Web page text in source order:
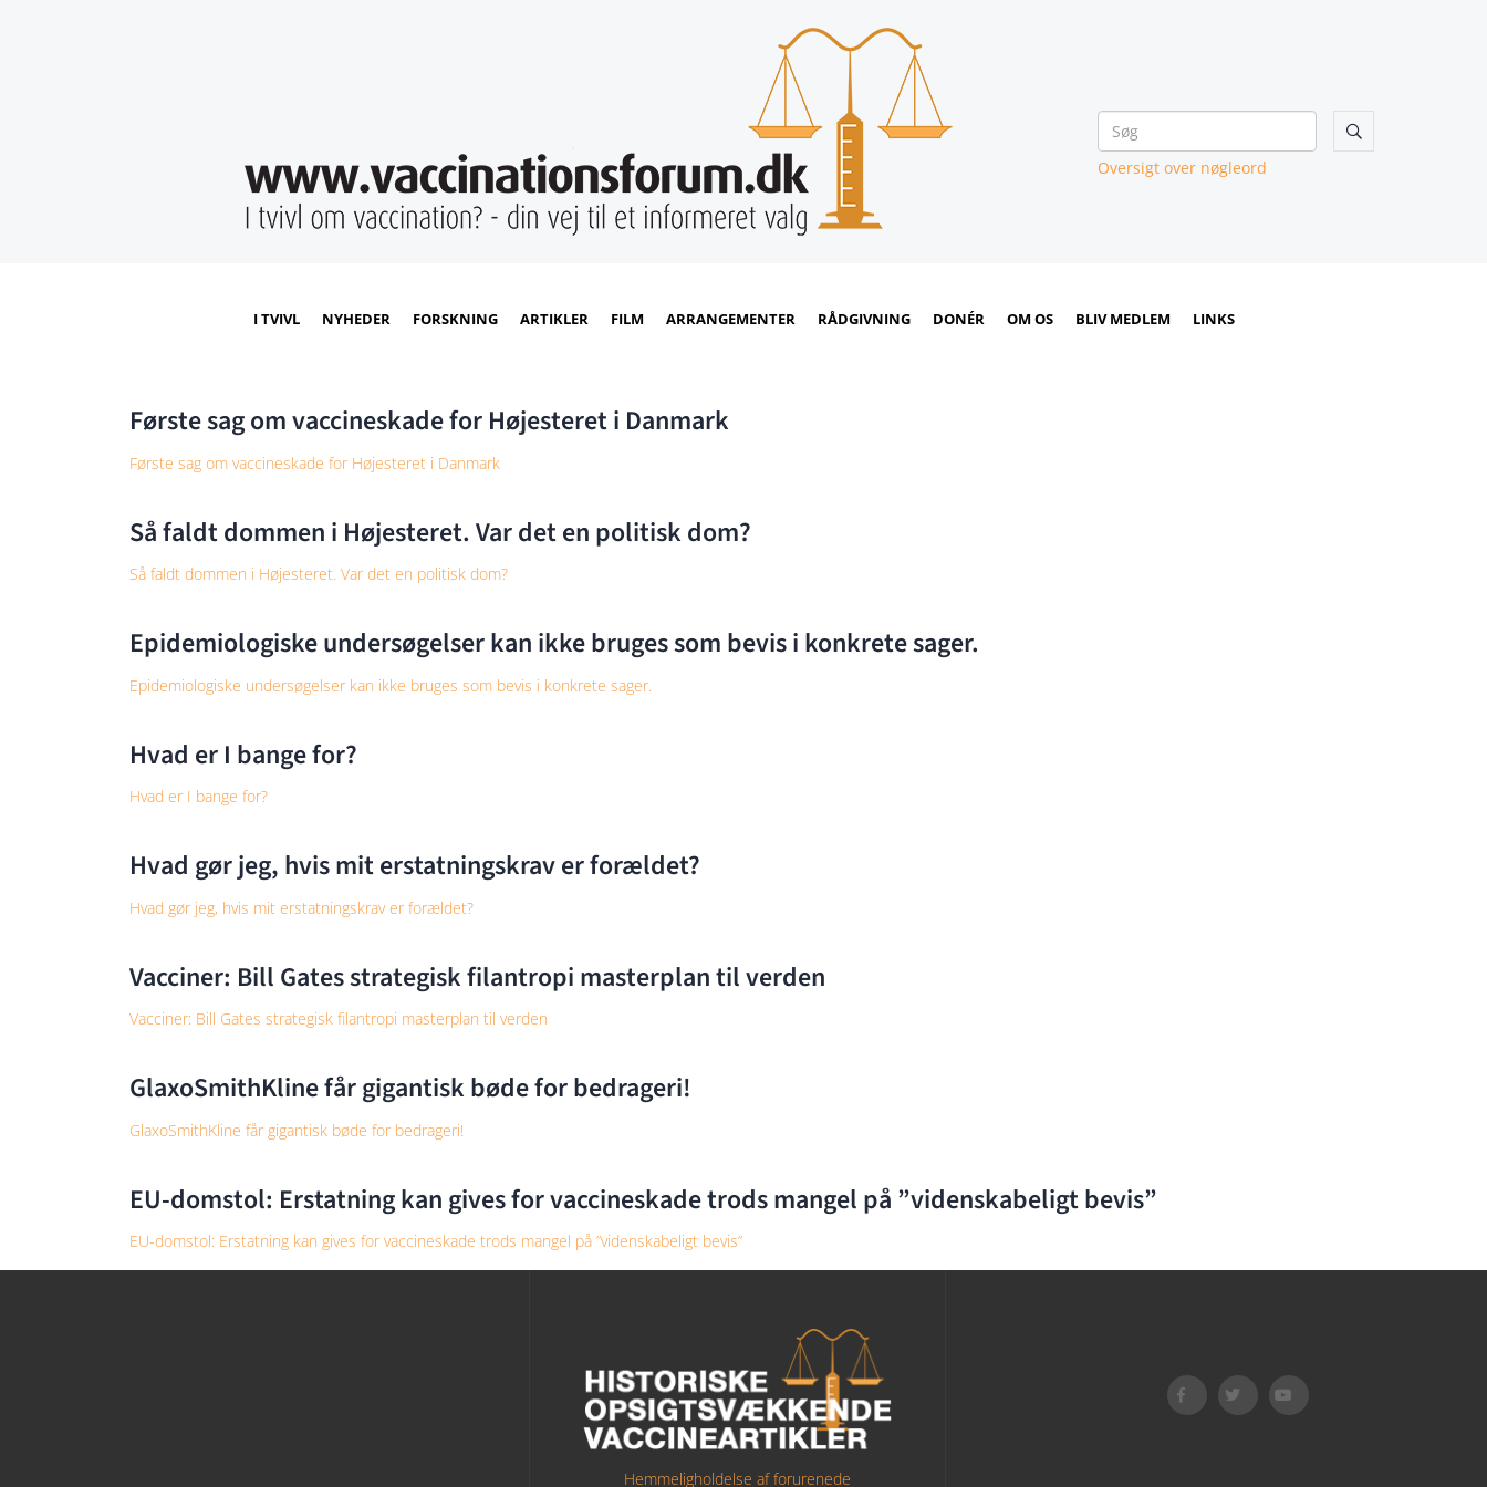

Oversigt over nøgleord
I TVIVL NYHEDER FORSKNING ARTIKLER FILM ARRANGEMENTER RÅDGIVNING DONÉR OM OS BLIV MEDLEM LINKS
Første sag om vaccineskade for Højesteret i Danmark
Første sag om vaccineskade for Højesteret i Danmark
Så faldt dommen i Højesteret. Var det en politisk dom?
Så faldt dommen i Højesteret. Var det en politisk dom?
Epidemiologiske undersøgelser kan ikke bruges som bevis i konkrete sager.
Epidemiologiske undersøgelser kan ikke bruges som bevis i konkrete sager.
Hvad er I bange for?
Hvad er I bange for?
Hvad gør jeg, hvis mit erstatningskrav er forældet?
Hvad gør jeg, hvis mit erstatningskrav er forældet?
Vacciner: Bill Gates strategisk filantropi masterplan til verden
Vacciner: Bill Gates strategisk filantropi masterplan til verden
GlaxoSmithKline får gigantisk bøde for bedrageri!
GlaxoSmithKline får gigantisk bøde for bedrageri!
EU-domstol: Erstatning kan gives for vaccineskade trods mangel på ”videnskabeligt bevis”
EU-domstol: Erstatning kan gives for vaccineskade trods mangel på ”videnskabeligt bevis”
Hemmeligholdelse af forurenede